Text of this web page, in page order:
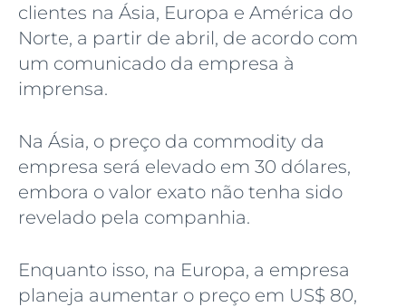
clientes na Ásia, Europa e América do
Norte, a partir de abril, de acordo com
um comunicado da empresa à
imprensa.
Na Ásia, o preço da commodity da
empresa será elevado em 30 dólares,
embora o valor exato não tenha sido
revelado pela companhia.
Enquanto isso, na Europa, a empresa
planeja aumentar o preço em US$ 80,